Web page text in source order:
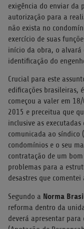
exigência do enviar da
autorização para a
não exista no
exercício de suas
início da obra, o alvará
identificação do
Crucial para este
edificações brasileiras,
começou a valer em
2015 e preceitua que
inclusive as
comunicada ao síndico
condomínios e o seu
contratação de um
problemas para a
desastres que
Segundo a Norma
reforma dentro da
deverá apresentar